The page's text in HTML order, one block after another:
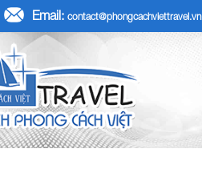
Email: contact@phongcachviettravel.vn